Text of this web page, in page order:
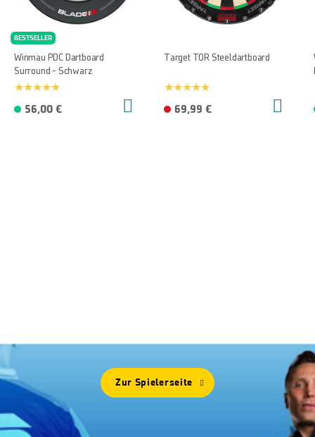
BESTSELLER
Winmau PDC Dartboard
Surround - Schwarz
56,00 €
Target TOR Steeldartboard
69,99 €
Zur Spielerseite